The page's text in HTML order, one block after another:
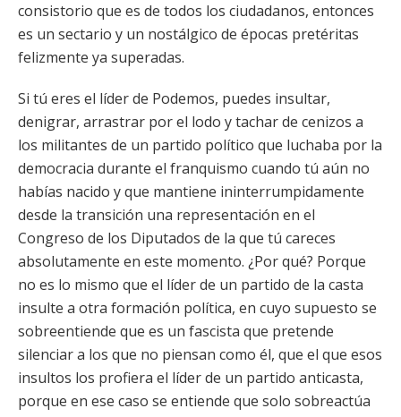
consistorio que es de todos los ciudadanos, entonces
es un sectario y un nostálgico de épocas pretéritas
felizmente ya superadas.
Si tú eres el líder de Podemos, puedes insultar,
denigrar, arrastrar por el lodo y tachar de cenizos a
los militantes de un partido político que luchaba por la
democracia durante el franquismo cuando tú aún no
habías nacido y que mantiene ininterrumpidamente
desde la transición una representación en el
Congreso de los Diputados de la que tú careces
absolutamente en este momento. ¿Por qué? Porque
no es lo mismo que el líder de un partido de la casta
insulte a otra formación política, en cuyo supuesto se
sobreentiende que es un fascista que pretende
silenciar a los que no piensan como él, que el que esos
insultos los profiera el líder de un partido anticasta,
porque en ese caso se entiende que solo sobreactúa